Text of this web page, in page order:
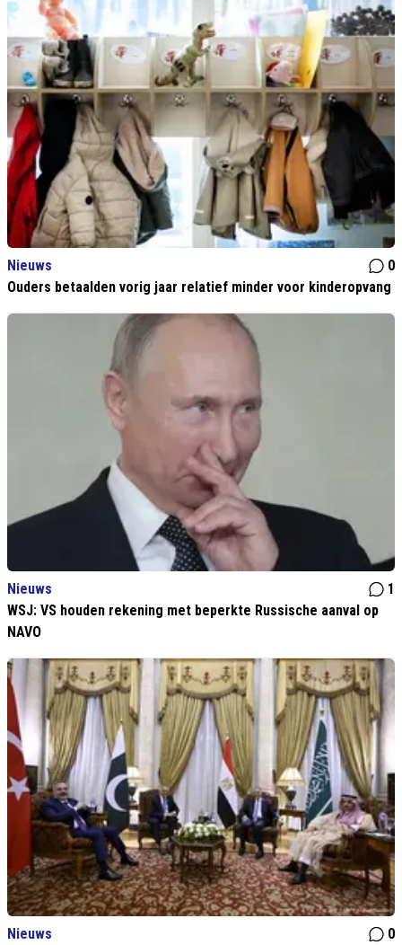
Nieuws
0
Ouders betaalden vorig jaar relatief minder voor kinderopvang
Nieuws
1
WSJ: VS houden rekening met beperkte Russische aanval op
NAVO
Nieuws
0